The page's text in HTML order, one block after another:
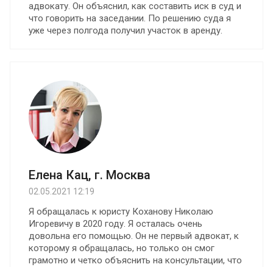
адвокату. Он объяснил, как составить иск в суд и
что говорить на заседании. По решению суда я
уже через полгода получил участок в аренду.
Елена Кац, г. Москва
02.05.2021 12:19
Я обращалась к юристу Коханову Николаю
Игоревичу в 2020 году. Я осталась очень
довольна его помощью. Oн не первый адвокат, к
которому я обращалась, но только он смог
грамотно и четко объяснить на консультации, что